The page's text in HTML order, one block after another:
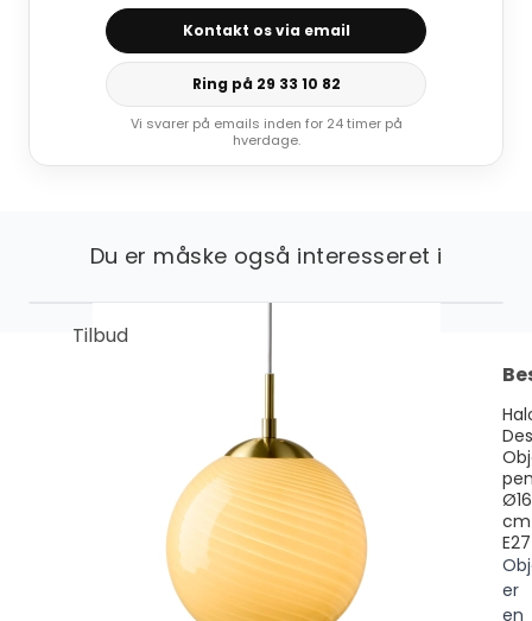
Kontakt os via email
Ring på 29 33 10 82
Vi svarer på emails inden for 24 timer på
hverdage.
Du er måske også interesseret i
Tilbud
Ø16
cm
E27
er
en